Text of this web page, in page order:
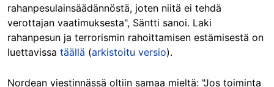
rahanpesulainsäädännöstä, joten niitä ei tehdä
verottajan vaatimuksesta", Säntti sanoi. Laki
rahanpesun ja terrorismin rahoittamisen estämisestä on
luettavissa täällä (arkistoitu versio).
Nordean viestinnässä oltiin samaa mieltä: "Jos toiminta